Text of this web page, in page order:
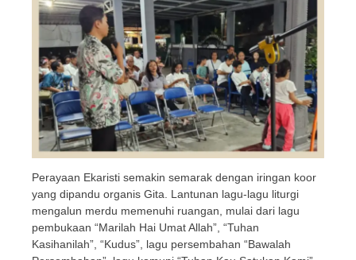
Perayaan Ekaristi semakin semarak dengan iringan koor
yang dipandu organis Gita. Lantunan lagu-lagu liturgi
mengalun merdu memenuhi ruangan, mulai dari lagu
pembukaan “Marilah Hai Umat Allah”, “Tuhan
Kasihanilah”, “Kudus”, lagu persembahan “Bawalah